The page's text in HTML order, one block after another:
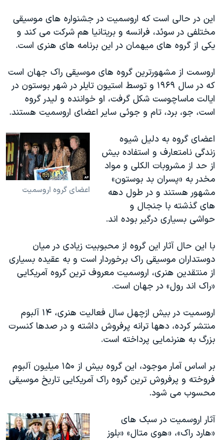
این در حالی است که اروسمیت در جشنواره های موسیقی
مختلفی در سوئد، فرانسه و بریتانیا هم شرکت می کند و
یکی از گروه های میهمان در این برنامه های هنری است.
اروسمت از مشهورترین گروه های موسیقی راک جهان است
که در سال ۱۹۶۹ و توسط استیون تایلر در شهر بوستون در
ایالت ماساچوست شکل گرفت، او خواننده و لیدر گروه
است، جو، برد، تام و جوئی سایر اعضای اروسمیت هستند.
اعضای گروه اروسمیت
اعضای گروه به دلیل شیوه
زندگی نامتعارف و استفاده بیش
از حد از مشروبات الکلی و مواد
مخدر به «پسران بد بوستون»
مشهور هستند و در طول دهه
های گذشته با جنجال و
حواشی بسیاری درگیر بوده اند.
با این حال آثار این گروه از محبوبیت زیادی در میان
دوستداران موسیقی راک برخوردار است و به عقیده بسیاری
از منتقدین هنری، اروسمیت معروف ترین گروه آمریکایی
«راک اند رول» در جهان است.
اروسمیت در بیش ازچهل سال فعالیت هنری، ۱۴ آلبوم
منتشر کرده، دهها ترانه پرفروش داشته و در صدها کنسرت
بزرگ به هنرنمایی پرداخته است.
بر اساس آمار موجود، این گروه بیش از ۱۵۰ میلیون آلبوم
فروخته و پرفروش ترین گروه راک آمریکایی تاریخ موسیقی
محسوب می شود.
آثار اروسمیت در سبک های
«هارد راک»، «هوی متال» «بلوز